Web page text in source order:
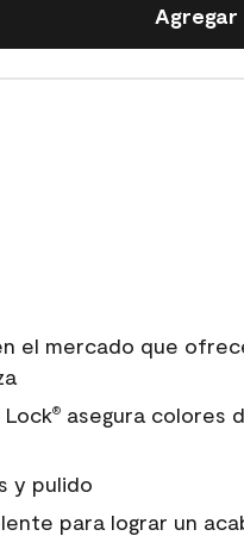
el mercado que
®asegura colores
y pulido
para lograr un